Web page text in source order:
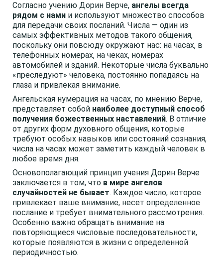
Согласно учению Дорин Верче, ангелы всегда
рядом с нами и используют множество способов
для передачи своих посланий. Числа — один из
самых эффективных методов такого общения,
поскольку они повсюду окружают нас: на часах, в
телефонных номерах, на чеках, номерах
автомобилей и зданий. Некоторые числа буквально
«преследуют» человека, постоянно попадаясь на
глаза и привлекая внимание.
Ангельская нумерация на часах, по мнению Верче,
представляет собой наиболее доступный способ
получения божественных наставлений. В отличие
от других форм духовного общения, которые
требуют особых навыков или состояний сознания,
числа на часах может заметить каждый человек в
любое время дня.
Основополагающий принцип учения Дорин Верче
заключается в том, что в мире ангелов
случайностей не бывает. Каждое число, которое
привлекает ваше внимание, несет определенное
послание и требует внимательного рассмотрения.
Особенно важно обращать внимание на
повторяющиеся числовые последовательности,
которые появляются в жизни с определенной
периодичностью.